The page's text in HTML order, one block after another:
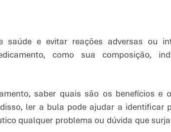
e evitar reações adversas ou
como sua composição,
saber quais são os benefícios e
ler a bula pode ajudar a identificar
qualquer problema ou dúvida que